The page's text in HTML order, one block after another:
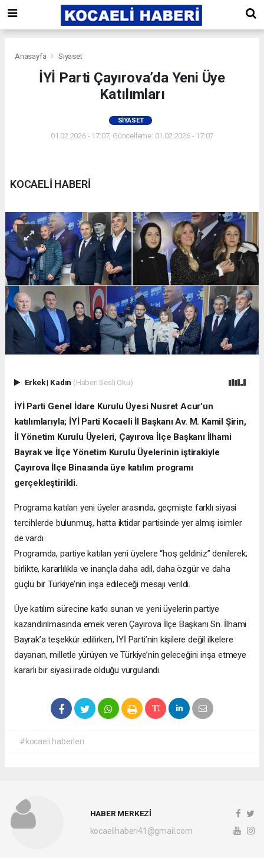
Anasayfa Siyaset
İYİ Parti Çayırova’da Yeni Üye
Katılımları
SIYASET
01.02.2026 - 17:07, Güncelleme: 01.02.2026 - 17:07
KOCAELİ HABERİ
Erkek| Kadın (Haberi Sesli Oku)
İYİ Parti Genel İdare Kurulu Üyesi Nusret Acur’un
katılımlarıyla; İYİ Parti Kocaeli İl Başkanı Av. M. Kamil Şirin,
İl Yönetim Kurulu Üyeleri, Çayırova İlçe Başkanı İlhami
Bayrak ve İlçe Yönetim Kurulu Üyelerinin iştirakiyle
Çayırova İlçe Binasında üye katılım programı
gerçekleştirildi.
Programa katılan yeni üyeler arasında, geçmişte farklı siyasi
tercihlerde bulunmuş, hatta iktidar partisinde yer almış isimler
de vardı.
Programda, partiye katılan yeni üyelere “hoş geldiniz” denilerek;
birlikte, kararlılıkla ve inançla daha adil, daha özgür ve daha
güçlü bir Türkiye’nin inşa edileceği mesajı verildi.
Üye katılım sürecine katkı sunan ve yeni üyelerin partiye
kazandırılmasında emek veren Çayırova İlçe Başkanı Sn. İlhami
Bayrak’a teşekkür edilirken, İYİ Parti’nin kişilere değil ilkelere
dayanan, milletle yürüyen ve Türkiye’nin geleceğini inşa etmeye
kararlı bir siyasi irade olduğu vurgulandı.
#kocaeli haberleri
HABER MERKEZİ
kocaelihaberi41@gmail.com